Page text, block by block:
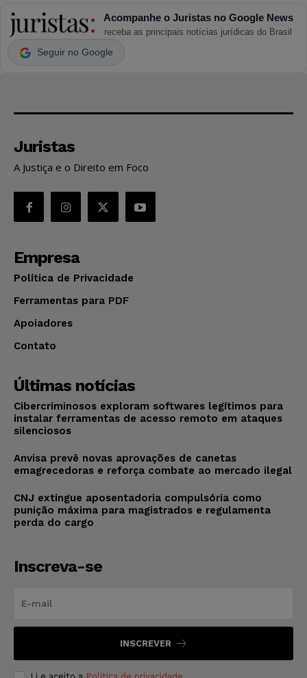
Acompanhe o Juristas no Google News
receba as principais notícias jurídicas do Brasil
Seguir no Google
Juristas
A Justiça e o Direito em Foco
Empresa
Política de Privacidade
Ferramentas para PDF
Apoiadores
Contato
Últimas notícias
Cibercriminosos exploram softwares legítimos para
instalar ferramentas de acesso remoto em ataques
silenciosos
Anvisa prevê novas aprovações de canetas
emagrecedoras e reforça combate ao mercado ilegal
CNJ extingue aposentadoria compulsória como
punição máxima para magistrados e regulamenta
perda do cargo
Inscreva-se
INSCREVER